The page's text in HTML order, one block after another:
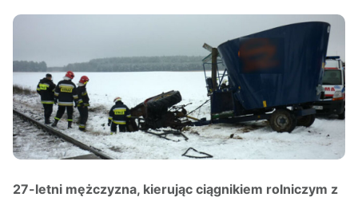
27-letni mężczyzna, kierując ciągnikiem rolniczym z